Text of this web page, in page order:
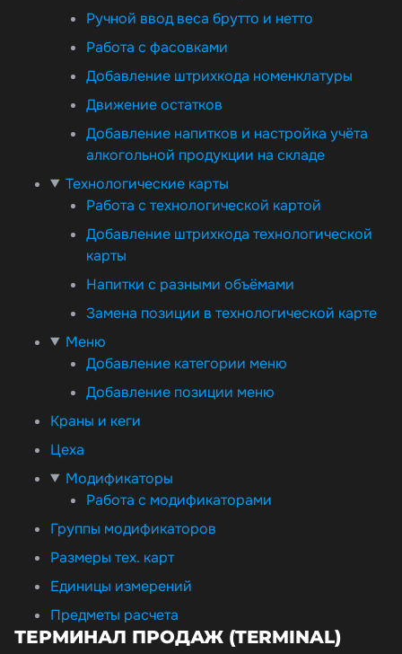
Ручной ввод веса брутто и нетто
Работа с фасовками
Добавление штрихкода номенклатуры
Движение остатков
Добавление напитков и настройка учёта
алкогольной продукции на складе
Технологические карты
Работа с технологической картой
Добавление штрихкода технологической
карты
Напитки с разными объёмами
Замена позиции в технологической карте
Меню
Добавление категории меню
Добавление позиции меню
Краны и кеги
Цеха
Модификаторы
Работа с модификаторами
Группы модификаторов
Размеры тех. карт
Единицы измерений
Предметы расчета
ТЕРМИНАЛ ПРОДАЖ (TERMINAL)